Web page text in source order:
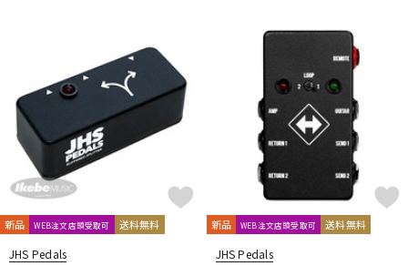
パーカッション
キーボード 電子ピアノ
管楽器
エフェクター
新品 WEB注文店頭受取可 送料無料
JHS Pedals
新品 WEB注文店頭受取可 送料無料
JHS Pedals